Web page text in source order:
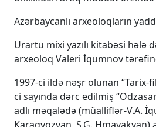
Azərbaycanlı arxeoloqların
Urartu mixi yazılı kitabəsi hələ
arxeoloq Valeri İqumnov
1997-ci ildə nəşr olunan “Tarix-
ci sayında dərc edilmiş
adlı məqalədə (müalliflər-V.A.